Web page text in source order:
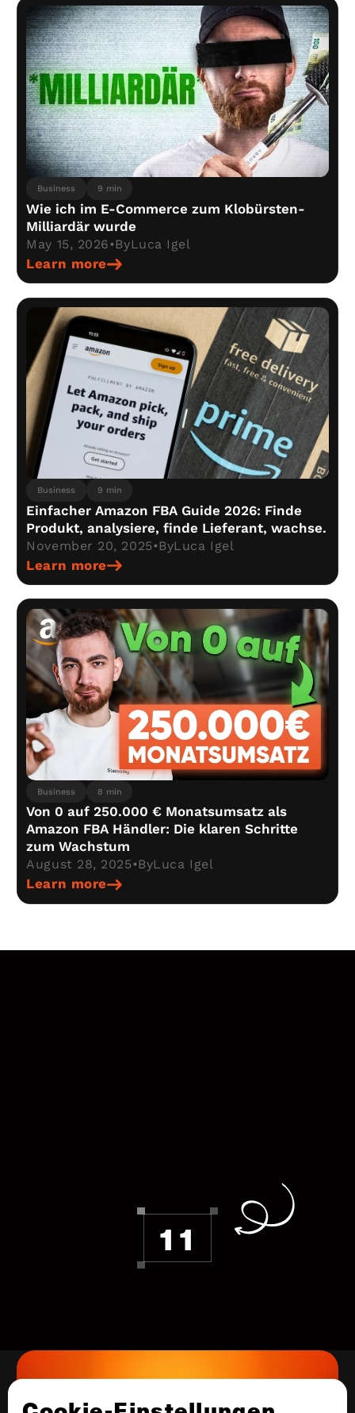
Business 9 min
Wie ich im E-Commerce zum Klobürsten-
Milliardär wurde
May 15, 2026•ByLuca Igel
Learn more
Business 9 min
Einfacher Amazon FBA Guide 2026: Finde
Produkt, analysiere, finde Lieferant, wachse.
November 20, 2025•ByLuca Igel
Learn more
Business 8 min
Von 0 auf 250.000 € Monatsumsatz als
Amazon FBA Händler: Die klaren Schritte
zum Wachstum
August 28, 2025•ByLuca Igel
Learn more
11